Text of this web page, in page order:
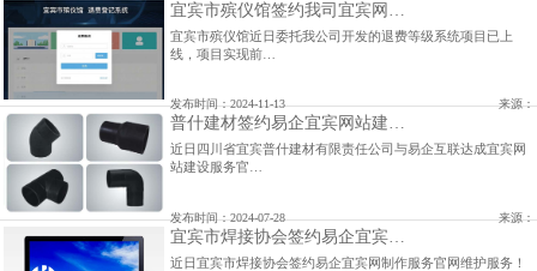
宜宾市殡仪馆签约我司宜宾网…
宜宾市殡仪馆近日委托我公司开发的退费等级系统项目已上
线，项目实现前…
普什建材签约易企宜宾网站建…
近日四川省宜宾普什建材有限责任公司与易企互联达成宜宾网
站建设服务官…
发布时间：2024-11-13 来源：
宜宾市焊接协会签约易企宜宾…
近日宜宾市焊接协会签约易企宜宾网制作服务官网维护服务！
发布时间：2024-07-28 来源：